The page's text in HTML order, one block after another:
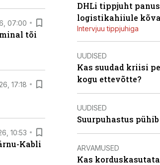
07:00
tõi
17:18
10:53
Kabli
DHLi tippjuht
logistikahiiule
Intervjuu tippjuhiga
UUDISED
Kas suudad kriisi
kogu ettevõtte?
UUDISED
Suurpuhastus
ARVAMUSED
Kas